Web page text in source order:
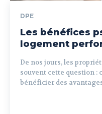
DPE
Les bénéfices
logement
De nos jours, les
souvent cette question :
bénéficier des